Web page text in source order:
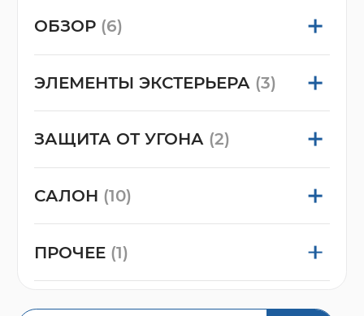
ОБЗОР (6)
ЭЛЕМЕНТЫ ЭКСТЕРЬЕРА (3)
ЗАЩИТА ОТ УГОНА (2)
САЛОН (10)
ПРОЧЕЕ (1)